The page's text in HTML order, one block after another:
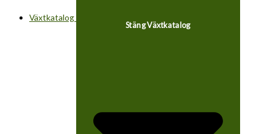
Växtkatalog
Stäng Växtkatalog